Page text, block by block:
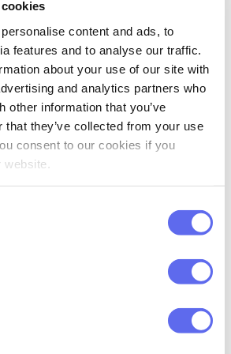
content and ads, to
features and to analyse our traffic.
about your use of our site with
and analytics partners who
other information that you’ve
that they’ve collected from your use
consent to our cookies if you
une ambiance.
: même des éléments
ou de pochettes
enrichir votre
votre collection semble
similaires, mettez en
sur la clarification du ton
« bonne » structure : votre